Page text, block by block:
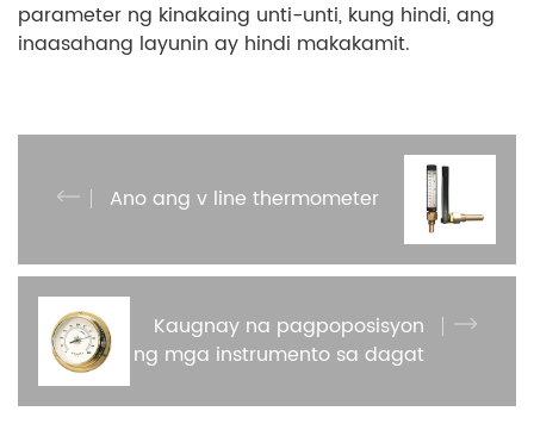
parameter ng kinakaing unti-unti, kung hindi, ang
inaasahang layunin ay hindi makakamit.
Ano ang v line thermometer
Kaugnay na pagpoposisyon
ng mga instrumento sa dagat